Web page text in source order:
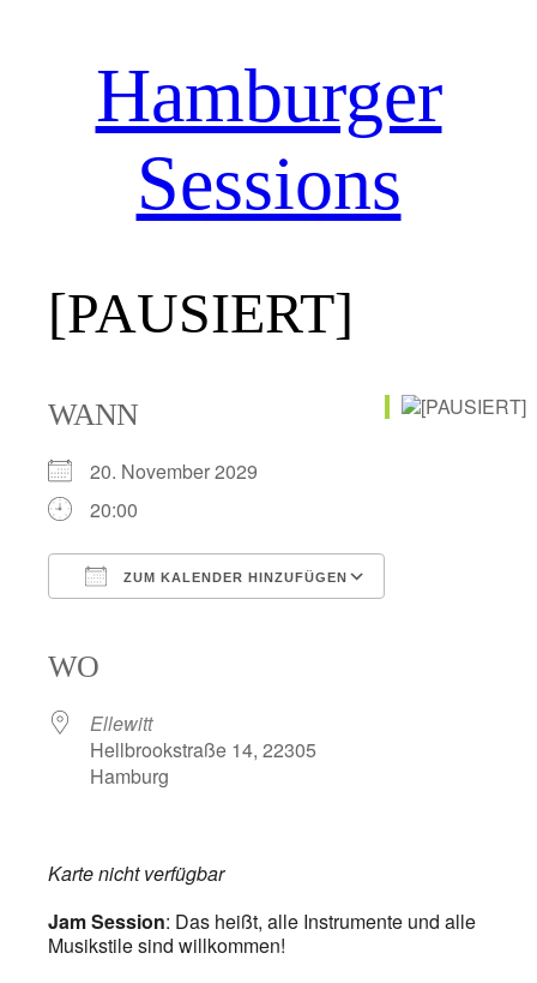
Hamburger
Sessions
[PAUSIERT]
WANN
20. November 2029
20:00
ZUM KALENDER HINZUFÜGEN
WO
Ellewitt
Hellbrookstraße 14, 22305
Hamburg
Karte nicht verfügbar
Jam Session: Das heißt, alle Instrumente und alle
Musikstile sind willkommen!